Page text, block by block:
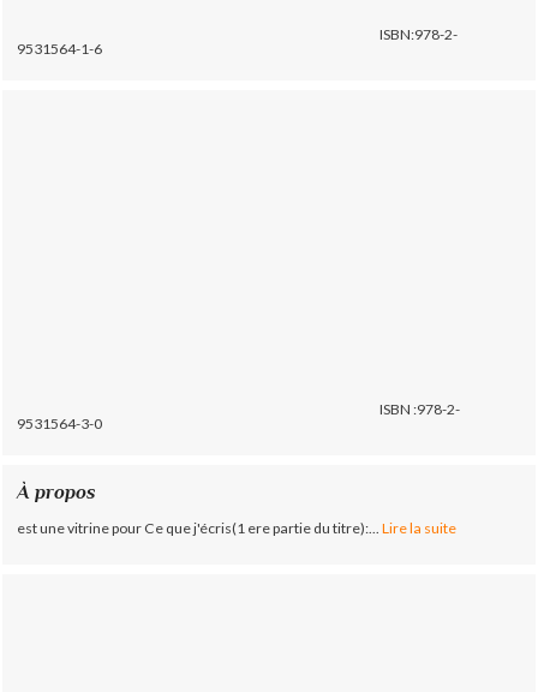
ISBN:978-2-
9531564-1-6
ISBN :978-2-
9531564-3-0
À propos
est une vitrine pour Ce que j'écris(1 ere partie du titre):... Lire la suite